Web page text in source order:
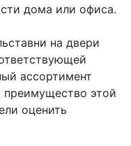
дома или офиса.
на двери
ассортимент
этой
оценить